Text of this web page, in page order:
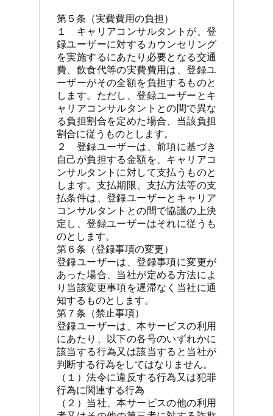
第５条（実費費用の負担）
１　キャリアコンサルタントが、登
録ユーザーに対するカウンセリング
を実施するにあたり必要となる交通
費、飲食代等の実費費用は、登録ユ
ーザーがその全額を負担するものと
します。ただし、登録ユーザーとキ
ャリアコンサルタントとの間で異な
る負担割合を定めた場合、当該負担
割合に従うものとします。
２　登録ユーザーは、前項に基づき
自己が負担する金額を、キャリアコ
ンサルタントに対して支払うものと
します。支払期限、支払方法等の支
払条件は、登録ユーザーとキャリア
コンサルタントとの間で協議の上決
定し、登録ユーザーはそれに従うも
のとします。
第６条（登録事項の変更）
登録ユーザーは、登録事項に変更が
あった場合、当社が定める方法によ
り当該変更事項を遅滞なく当社に通
知するものとします。
第７条（禁止事項）
登録ユーザーは、本サービスの利用
にあたり、以下の各号のいずれかに
該当する行為又は該当すると当社が
判断する行為をしてはなりません。
（１）法令に違反する行為又は犯罪
行為に関連する行為
（２）当社、本サービスの他の利用